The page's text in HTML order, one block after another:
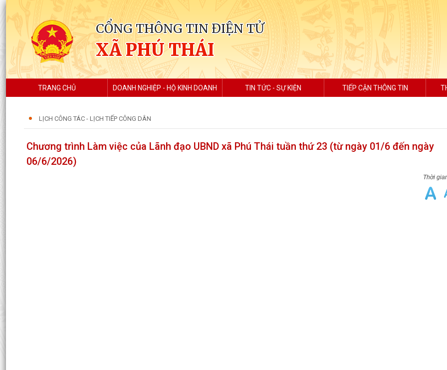
CỔNG THÔNG TIN ĐIỆN TỬ
XÃ PHÚ THÁI
TRANG CHỦ DOANH NGHIỆP - HỘ KINH DOANH TIN TỨC - SỰ KIỆN TIẾP CẬN THÔNG TIN
LỊCH CÔNG TÁC - LỊCH TIẾP CÔNG DÂN
Chương trình Làm việc của Lãnh đạo UBND xã Phú Thái tuần thứ 23 (từ ngày 01/6 đến ngày
06/6/2026)